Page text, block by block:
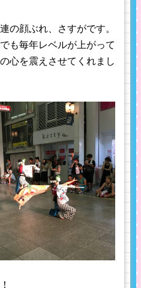
の顔ぶれ、さすがです。
も毎年レベルが上がって
心を震えさせてくれまし